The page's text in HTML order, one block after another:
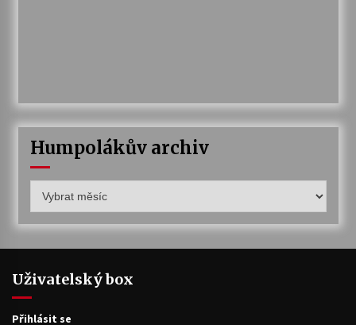
Humpolákův archiv
archiv
Uživatelský box
Přihlásit se